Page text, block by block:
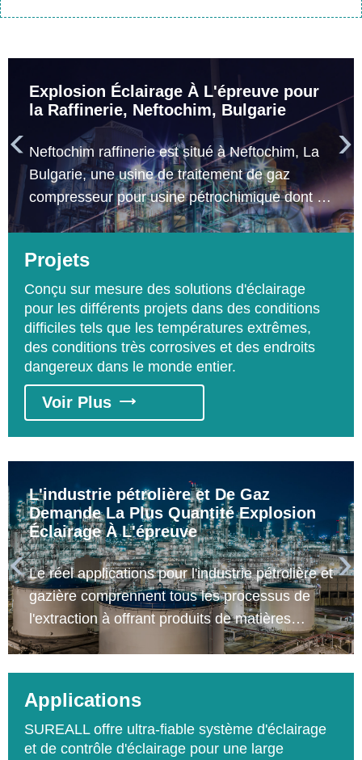
Explosion Éclairage À L'épreuve pour
la Raffinerie, Neftochim, Bulgarie
Neftochim raffinerie est situé à Neftochim, La
Bulgarie, une usine de traitement de gaz
compresseur pour usine pétrochimique dont le
génie construction société est Total. Les
l'épreuve comprennent distillation traitement et
catalyser les aires de transformation.
 
Projets
Conçu sur mesure des solutions d'éclairage
pour les différents projets dans des conditions
difficiles tels que les températures extrêmes,
des conditions très corrosives et des endroits
dangereux dans le monde entier.
Voir Plus 
L'industrie pétrolière et De Gaz
Demande La Plus Quantité Explosion
Éclairage À L'épreuve
Le réel applications pour l'industrie pétrolière et
gazière comprennent tous les processus de
l'extraction à offrant produits de matières
premières à usines pétrochimiques relative au
de stockage de gaz, de la pétrochimie. Basé
sur le processus, il pourrait être divisé en
processus d'exploitation en amont, moyen flux
 
Applications
SUREALL offre ultra-fiable système d'éclairage
et de contrôle d'éclairage pour une large